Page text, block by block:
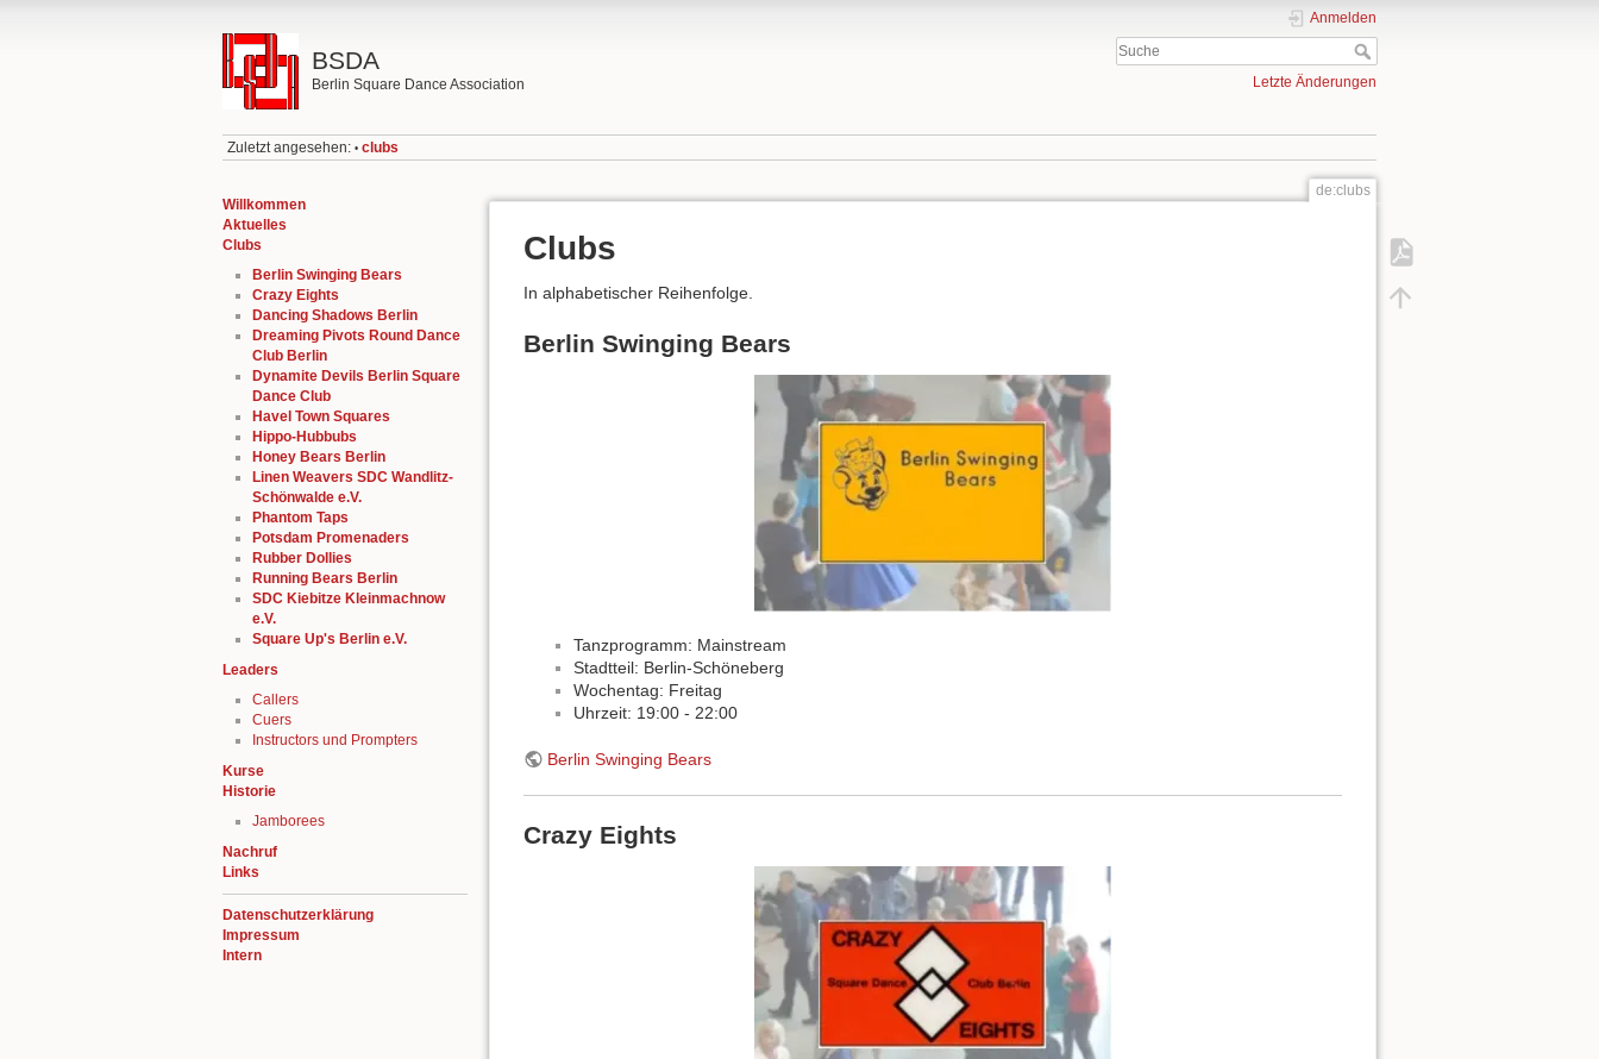
BSDA
Berlin Square Dance Association
Anmelden
Letzte Änderungen
Zuletzt angesehen: • clubs
Willkommen
Aktuelles
Clubs
Berlin Swinging Bears
Crazy Eights
Dancing Shadows Berlin
Dreaming Pivots Round Dance
Club Berlin
Dynamite Devils Berlin Square
Dance Club
Havel Town Squares
Hippo-Hubbubs
Honey Bears Berlin
Linen Weavers SDC Wandlitz-
Schönwalde e.V.
Phantom Taps
Potsdam Promenaders
Rubber Dollies
Running Bears Berlin
SDC Kiebitze Kleinmachnow
e.V.
Square Up's Berlin e.V.
Leaders
Callers
Cuers
Instructors und Prompters
Kurse
Historie
Jamborees
Nachruf
Links
Datenschutzerklärung
Impressum
Intern
de:clubs
Clubs
In alphabetischer Reihenfolge.
Berlin Swinging Bears
Tanzprogramm: Mainstream
Stadtteil: Berlin-Schöneberg
Wochentag: Freitag
Uhrzeit: 19:00 - 22:00
Berlin Swinging Bears
Crazy Eights